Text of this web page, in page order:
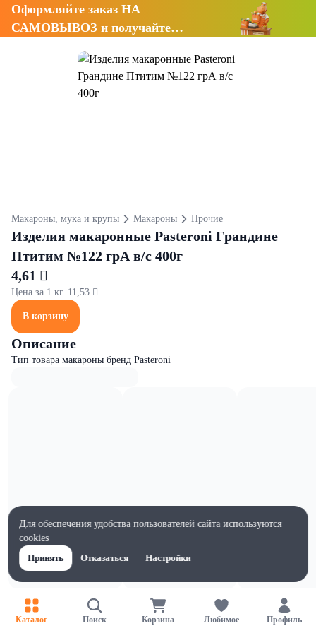
Оформляйте заказ НА
САМОВЫВОЗ и получайте
Макароны, мука и крупы Макароны Прочие
Изделия макаронные Pasteroni Грандине
Птитим №122 грА в/с 400г
4,61 
Цена за 1 кг. 11,53 
В корзину
Описание
Тип товара макароны бренд Pasteroni
Характеристики
Ширина, мм
Каталог Поиск Корзина Любимое Профиль
Для обеспечения удобства пользователей сайта используются
cookies
Принять
Отказаться Настройки